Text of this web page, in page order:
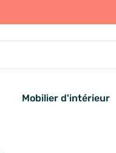
Mobilier d'intérieur